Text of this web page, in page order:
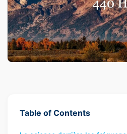
Table of Contents